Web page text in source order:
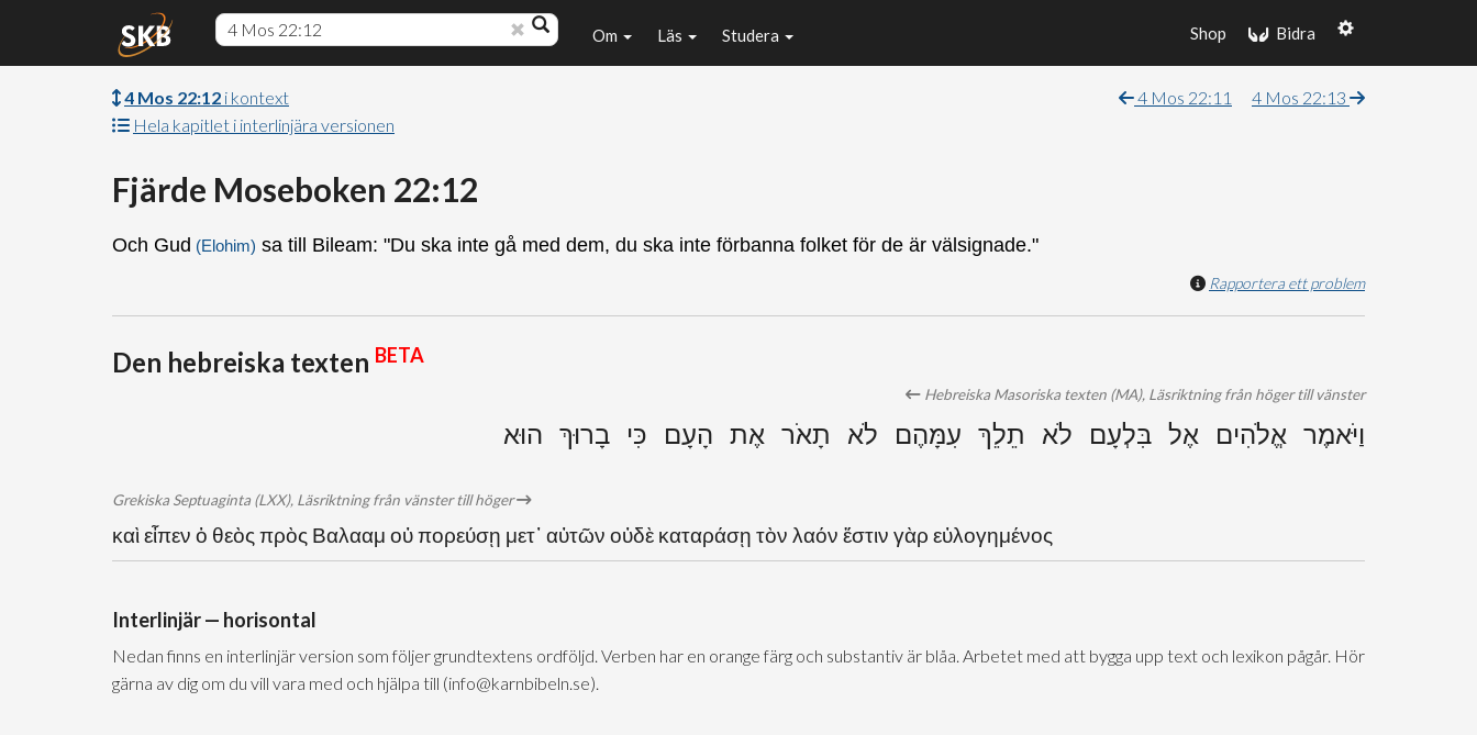
Bidra
Shop
Om Läs Studera
4 Mos 22:12 i kontext
Hela kapitlet i interlinjära versionen
4 Mos 22:11 4 Mos 22:13
Fjärde Moseboken 22:12
Och Gud (Elohim) sa till Bileam: "Du ska inte gå med dem, du ska inte förbanna folket för de är välsignade."
Rapportera ett problem
Den hebreiska texten BETA
Hebreiska Masoriska texten (MA), Läsriktning från höger till vänster
וַיֹּאמֶר אֱלֹהִים אֶל בִּלְעָם לֹא תֵלֵךְ עִמָּהֶם לֹא תָאֹר אֶת הָעָם כִּי בָרוּךְ הוּא
Grekiska Septuaginta (LXX), Läsriktning från vänster till höger
καὶ εἶπεν ὁ θεὸς πρὸς Βαλααμ οὐ πορεύσῃ μετ᾽ αὐτῶν οὐδὲ καταράσῃ τὸν λαόν ἔστιν γὰρ εὐλογημένος
Interlinjär — horisontal
Nedan finns en interlinjär version som följer grundtextens ordföljd. Verben har en orange färg och substantiv är blåa. Arbetet med att bygga upp text och lexikon pågår. Hör
gärna av dig om du vill vara med och hjälpa till (info@karnbibeln.se).